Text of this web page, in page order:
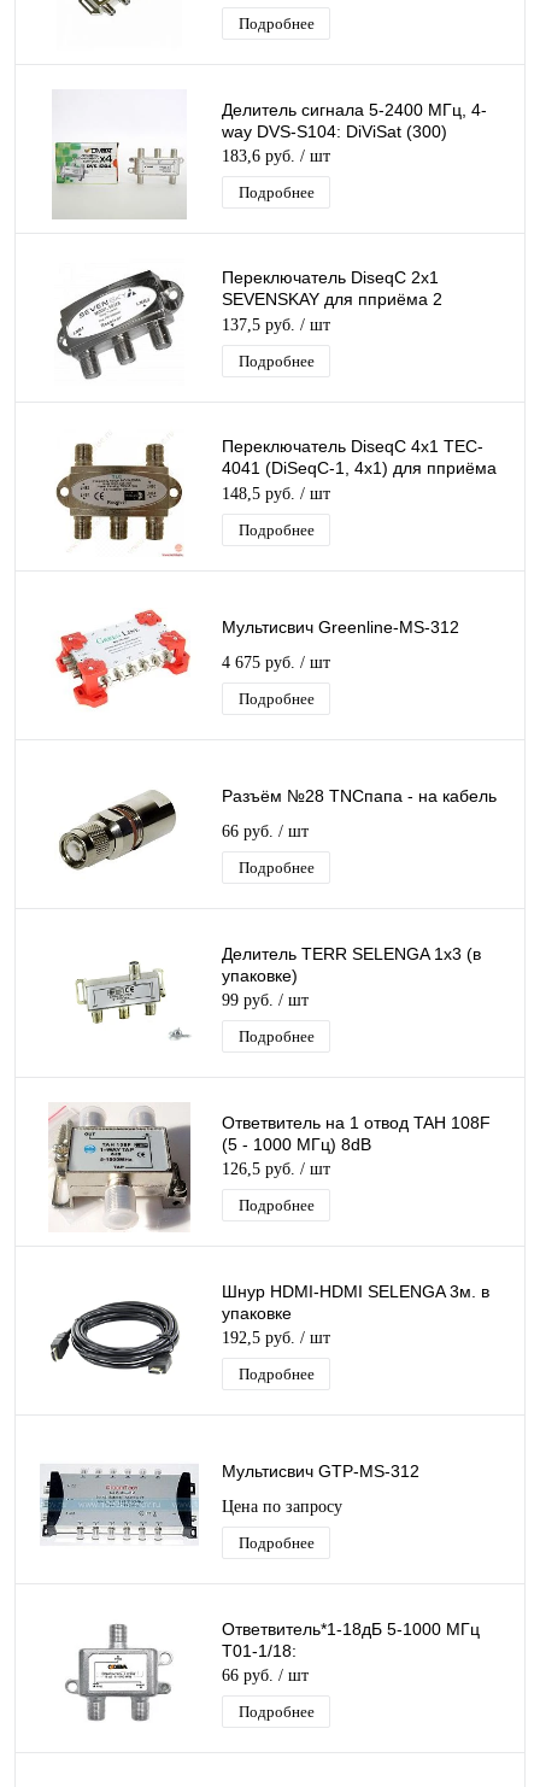
Подробнее
Делитель сигнала 5-2400 МГц, 4-
way DVS-S104: DiViSat (300)
183,6 руб. / шт
Подробнее
Переключатель DiseqC 2х1
SEVENSKAY для пприёма 2
спутников одним ресивером
(цифровой приставкой)
137,5 руб. / шт
Подробнее
Переключатель DiseqC 4х1 TEC-
4041 (DiSeqC-1, 4x1) для пприёма
4 спутников одним ресивером
(цифр.)
148,5 руб. / шт
Подробнее
Мультисвич Greenline-MS-312
4 675 руб. / шт
Подробнее
Разъём №28 TNCпапа - на кабель
66 руб. / шт
Подробнее
Делитель TERR SELENGA 1х3 (в
упаковке)
99 руб. / шт
Подробнее
Ответвитель на 1 отвод TAH 108F
(5 - 1000 МГц) 8dB
126,5 руб. / шт
Подробнее
Шнур HDMI-HDMI SELENGA 3м. в
упаковке
192,5 руб. / шт
Подробнее
Мультисвич GTP-MS-312
Цена по запросу
Подробнее
Ответвитель*1-18дБ 5-1000 МГц
T01-1/18:
66 руб. / шт
Подробнее